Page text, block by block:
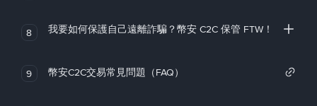
8 我要如何保護自己遠離詐騙？幣安 C2C 保管 FTW！
9 幣安C2C交易常見問題（FAQ）